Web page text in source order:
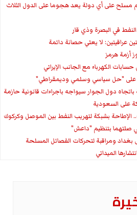
مسلح على أي دولة يعد هجوما على الدول الثلاث
في البصرة وذي قار
عراقيتين: لا يعني حصانة دائمة
أزمة هرمز
على "حل سياسي وسلمي وديمقراطي"
دول الجوار سيواجه باجراءات قانونية حازمة
على السعودية
بشبكة لتهريب النفط بين الموصل وكركوك
في صلتهما بتنظيم "داعش"
بغداد ومراقبة لتحركات الفصائل المسلحة
الميداني